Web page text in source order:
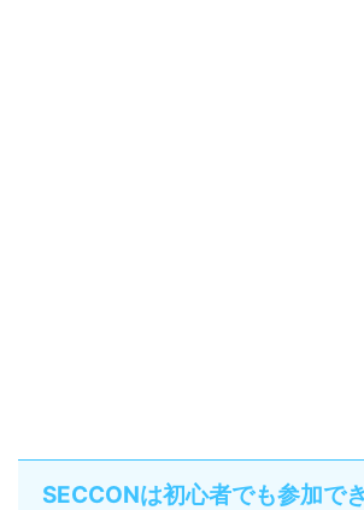
SECCONは初心者でも参加で